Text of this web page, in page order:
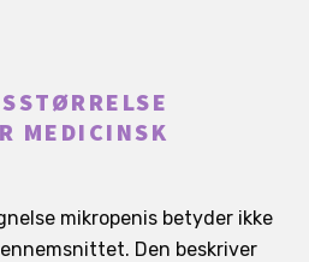
MEDICINSK
mikropenis betyder ikke
Den beskriver